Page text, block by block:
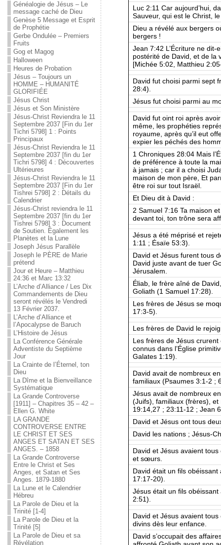
Généalogie de Jésus – Le
message caché de Dieu
Genèse 5 Message et Esprit
de Prophétie
Gerbe Ondulée – Premiers
Fruits
Gog et Magog
Halloween
Heures de Probation
Jésus – Toujours un
HOMME – HUMANITÉ
GLORIFIÉE
Jésus Christ
Jésus et Son Ministère
Jésus-Christ Reviendra le 11
Septembre 2037 [Fin du 1er
Tichri 5798] 1 : Points
Principaux
Jésus-Christ Reviendra le 11
Septembre 2037 [fin du 1er
Tichri 5798] 4 : Découvertes
Ultérieures
Jésus-Christ Reviendra le 11
Septembre 2037 [Fin du 1er
Tishrei 5798] 2 : Détails du
Calendrier
Jésus-Christ reviendra le 11
Septembre 2037 [fin du 1er
Tishrei 5798] 3 : Document
de Soutien. Également les
Planètes et la Lune
Joseph Jésus Parallèle
Joseph le PÈRE de Marie
prétend
Jour et Heure – Matthieu
24:36 et Marc 13:32
L’Arche d’Alliance / Les Dix
Commandements de Dieu
seront révélés le Vendredi
13 Février 2037.
L’Arche d’Alliance et
l’Apocalypse de Baruch
L’Histoire de Jésus
La Conférence Générale
Adventiste du Septième
Jour
La Crainte de l’Éternel, ton
Dieu
La Dîme et la Bienveillance
Systématique
La Grande Controverse
[1911] – Chapitres 35 – 42 –
Ellen G. White
LA GRANDE
CONTROVERSE ENTRE
LE CHRIST ET SES
ANGES ET SATAN ET SES
ANGES. – 1858
La Grande Controverse
Entre le Christ et Ses
Anges, et Satan et Ses
Anges. 1879-1880
La Lune et le Calendrier
Hébreu
La Parole de Dieu et la
Trinité [1-4]
La Parole de Dieu et la
Trinité [5]
La Parole de Dieu et sa
Révélation
Luc 2:11 Car aujourd’hui,
Sauveur, qui est le Christ,
Dieu a révélé aux bergers
bergers !
Jean 7:42 L’Écriture ne
postérité de David, et de la
[Michée 5:02, Matthieu
David fut choisi parmi sept
28:4).
Jésus fut choisi parmi au
David fut oint roi après
même, les prophéties
royaume, après qu’il eut
expier les péchés des
1 Chroniques 28:04 Mais
de préférence à toute la
à jamais ; car il a choisi
maison de mon père, Et
être roi sur tout Israël.
Et Dieu dit à David :
2 Samuel 7:16 Ta maison
devant toi, ton trône sera
Jésus a été méprisé et
1:11 ; Ésaïe 53:3).
David et Jésus furent tous
David juste avant de tuer
Jérusalem.
Éliab, le frère aîné de
Goliath (1 Samuel 17:28).
Les frères de Jésus se
17:3-5).
Les frères de David le
Les frères de Jésus
connus dans l’Église
Galates 1:19).
David avait de nombreux
familiaux (Psaumes 3:1-2 ;
Jésus avait de nombreux
(Juifs), familiaux (frères), et
19:14,27 ; 23:11-12 ; Jean
David et Jésus ont tous
David les nations ; Jésus-
David et Jésus avaient
et sœurs.
David était un fils
17:17-20).
Jésus était un fils
2:51).
David et Jésus avaient
divins dès leur enfance.
David s’occupait des